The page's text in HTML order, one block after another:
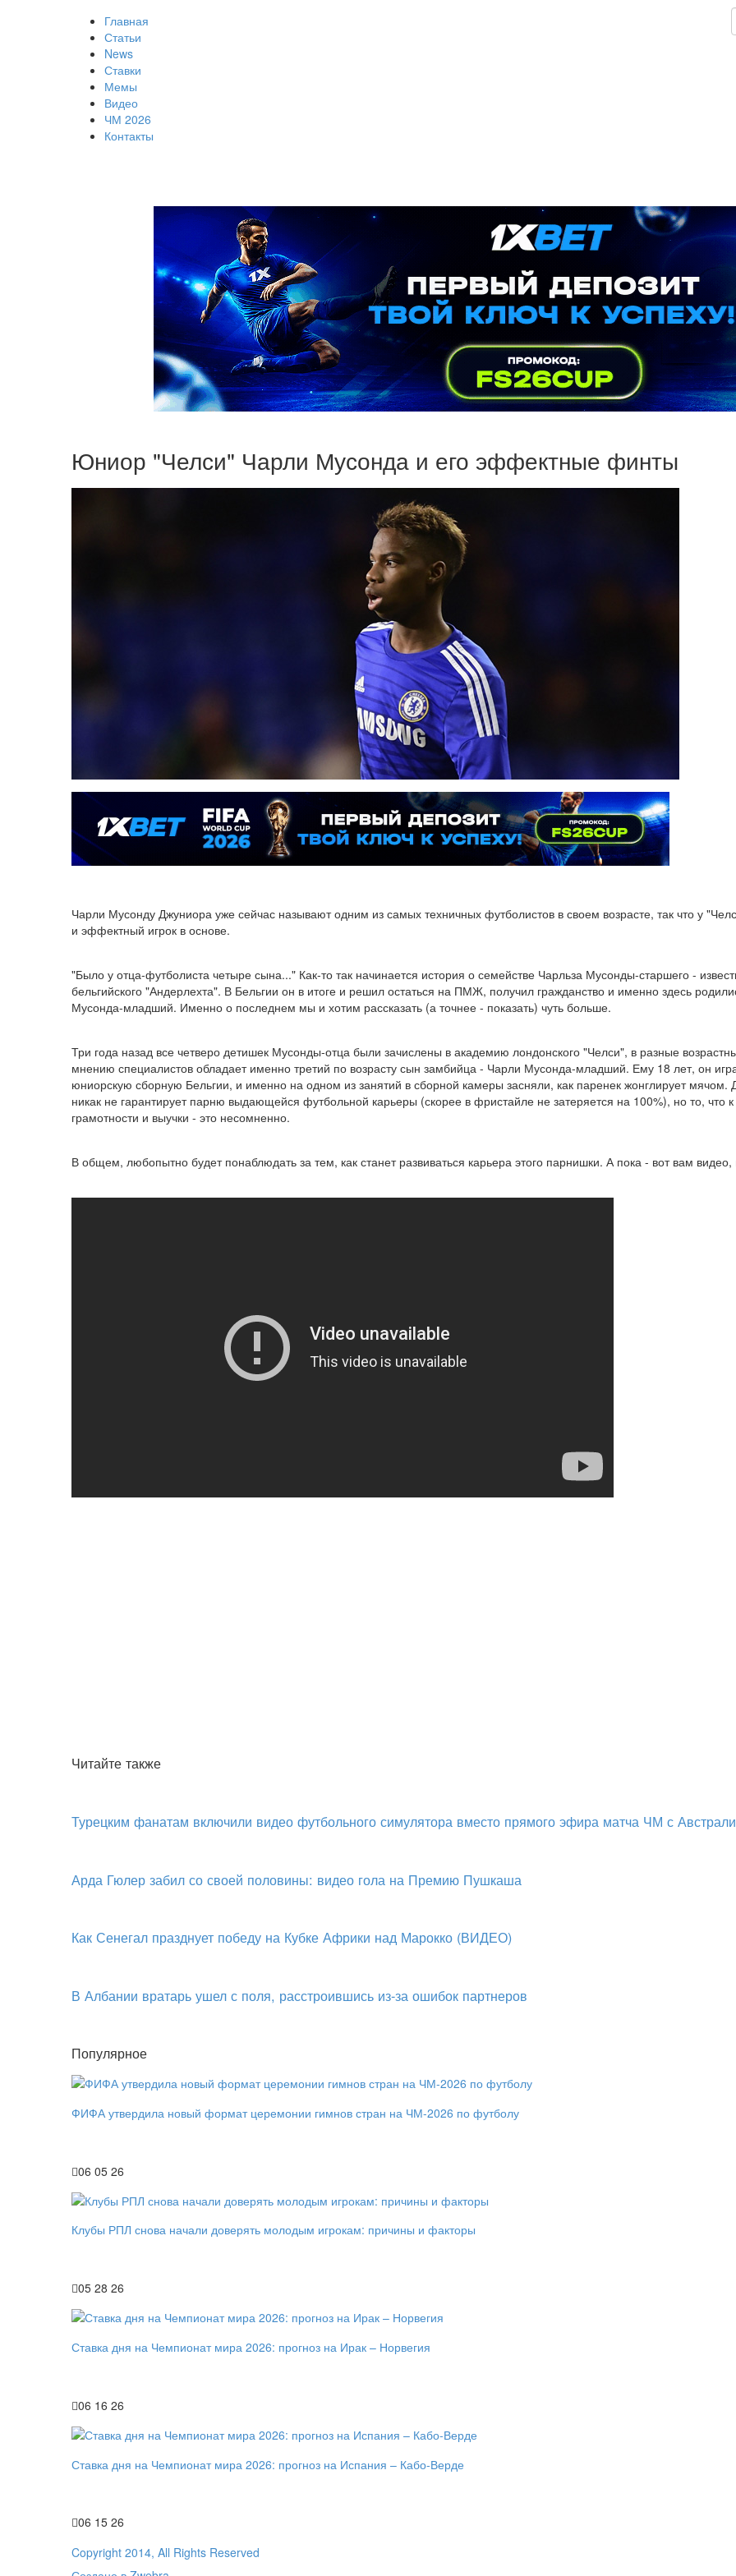
Главная
Статьи
News
Ставки
Мемы
Видео
ЧМ 2026
Контакты
Юниор "Челси" Чарли Мусонда и его эффектные финты
Чарли Мусонду Джуниора уже сейчас называют одним из самых техничных футболистов в своем возрасте, так что у
и эффектный игрок в основе.
"Было у отца-футболиста четыре сына..." Как-то так начинается история о семействе Чарльза Мусонды-старшего -
бельгийского "Андерлехта". В Бельгии он в итоге и решил остаться на ПМЖ, получил гражданство и именно здесь
Мусонда-младший. Именно о последнем мы и хотим рассказать (а точнее - показать) чуть больше.
Три года назад все четверо детишек Мусонды-отца были зачислены в академию лондонского "Челси", в разные
мнению специалистов обладает именно третий по возрасту сын замбийца - Чарли Мусонда-младший. Ему 18 лет, он
юниорскую сборную Бельгии, и именно на одном из занятий в сборной камеры засняли, как паренек жонглирует
никак не гарантирует парню выдающейся футбольной карьеры (скорее в фристайле не затеряется на 100%), но то, что
грамотности и выучки - это несомненно.
В общем, любопытно будет понаблюдать за тем, как станет развиваться карьера этого парнишки. А пока - вот вам
Читайте также
Турецким фанатам включили видео футбольного симулятора вместо прямого эфира матча ЧМ с
Арда Гюлер забил со своей половины: видео гола на Премию Пушкаша
Как Сенегал празднует победу на Кубке Африки над Марокко (ВИДЕО)
В Албании вратарь ушел с поля, расстроившись из-за ошибок партнеров
Популярное
ФИФА утвердила новый формат церемонии гимнов стран на ЧМ-2026 по футболу
06 05 26
Клубы РПЛ снова начали доверять молодым игрокам: причины и факторы
05 28 26
Ставка дня на Чемпионат мира 2026: прогноз на Ирак – Норвегия
06 16 26
Ставка дня на Чемпионат мира 2026: прогноз на Испания – Кабо-Верде
06 15 26
Copyright 2014, All Rights Reserved